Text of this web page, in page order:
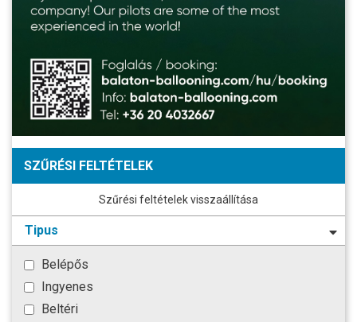
SZŰRÉSI FELTÉTELEK
Szűrési feltételek visszaállítása
Tipus
Belépős
Ingyenes
Beltéri